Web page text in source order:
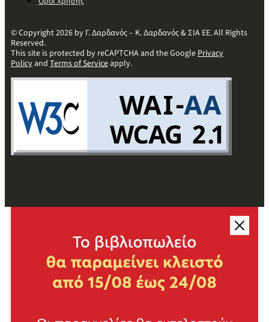
© Copyright 2026 by Γ. Δαρδανός – Κ. Δαρδανός & ΣΙΑ ΕΕ. All Rights
Reserved.
This site is protected by reCAPTCHA and the GooglePrivacy
Policyand Terms of Serviceapply.